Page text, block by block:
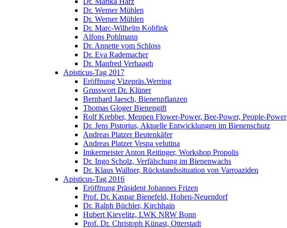
Dr. Werner Mühlen
Dr. Werner Mühlen
Dr. Marc-Wilhelm Kohfink
Alfons Pohlmann
Dr. Annette vom Schloss
Dr. Eva Rademacher
Dr. Manfred Verhaagh
Apisticus-Tag 2017
Eröffnung Vizepräs.Werring
Grusswort Dr. Klüner
Bernhard Jaesch, Bienenpflanzen
Thomas Gloger Bienengift
Rolf Krebber, Meppen Flower-Power, Bee-Power, People-Power
Dr. Jens Pistorius, Aktuelle Entwicklungen im Bienenschutz
Andreas Platzer Beutenkäfer
Andreas Platzer Vespa velutina
Imkermeister Anton Reitinger, Workshop Propolis
Dr. Ingo Scholz, Verfälschung im Bienenwachs
Dr. Klaus Wallner, Rückstandssituation von Varroaziden
Apisticus-Tag 2016
Eröffnung Präsident Johannes Frizen
Prof. Dr. Kaspar Bienefeld, Hohen-Neuendorf
Dr. Ralph Büchler, Kirchhain
Hubert Kievelitz, LWK NRW Bonn
Prof. Dr. Christoph Künast, Otterstadt